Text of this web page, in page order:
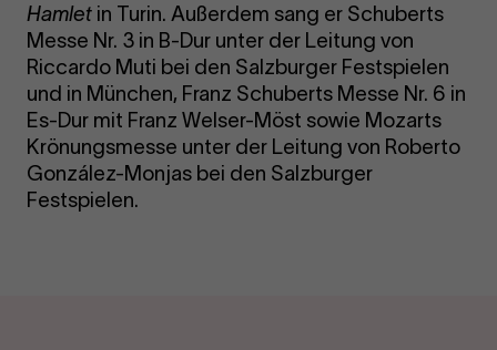
Hamlet in Turin. Außerdem sang er Schuberts
Messe Nr. 3 in B-Dur unter der Leitung von
Riccardo Muti bei den Salzburger Festspielen
und in München, Franz Schuberts Messe Nr. 6 in
Es-Dur mit Franz Welser-Möst sowie Mozarts
Krönungsmesse unter der Leitung von Roberto
González-Monjas bei den Salzburger
Festspielen.